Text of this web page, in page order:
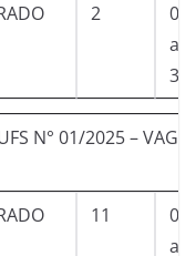
2
a
N° 01/2025 –
11
a